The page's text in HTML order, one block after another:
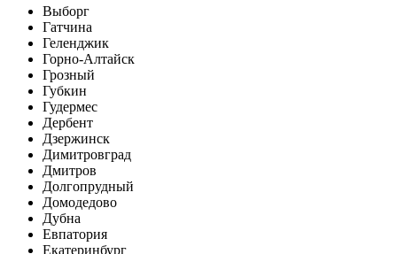
Выборг
Гатчина
Геленджик
Горно-Алтайск
Грозный
Губкин
Гудермес
Дербент
Дзержинск
Димитровград
Дмитров
Долгопрудный
Домодедово
Дубна
Евпатория
Екатеринбург